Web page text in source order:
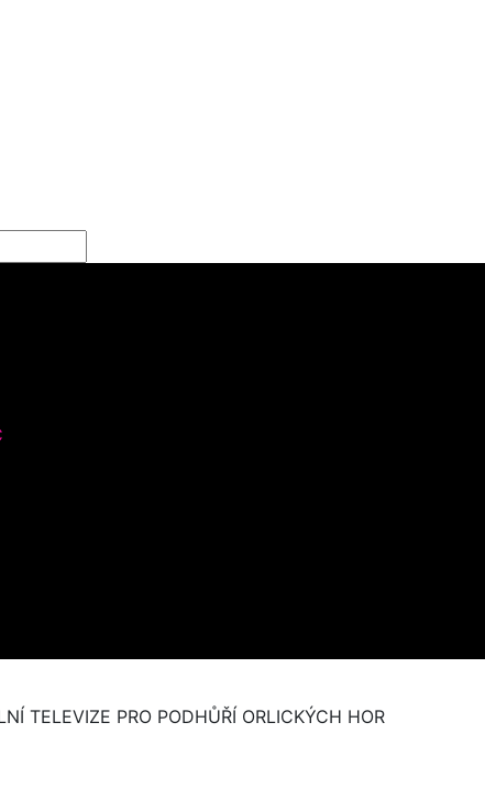
TELEVIZE PRO PODHŮŘÍ ORLICKÝCH HOR